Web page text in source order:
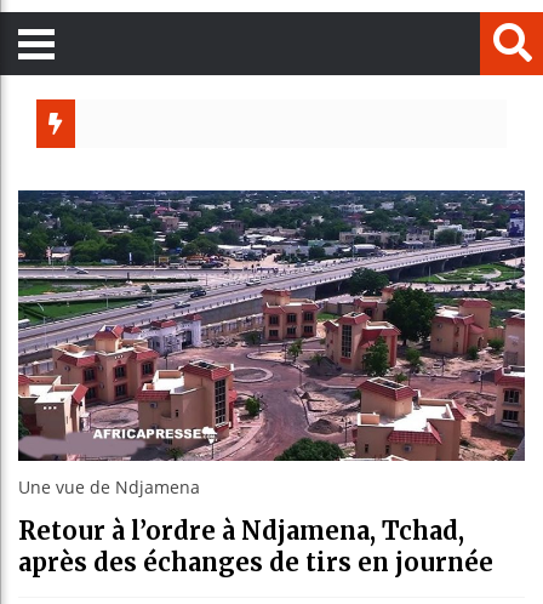
Guinée
Bénin :
Une vue de Ndjamena
Retour à l’ordre à Ndjamena, Tchad,
après des échanges de tirs en journée